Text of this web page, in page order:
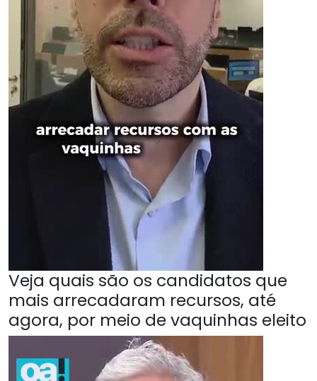
Veja quais são os candidatos que
mais arrecadaram recursos, até
agora, por meio de vaquinhas eleito